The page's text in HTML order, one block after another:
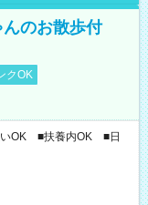
んのお散歩付
クOK
いOK ■扶養内OK ■日